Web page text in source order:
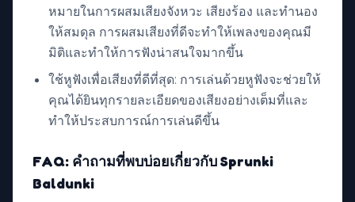
หมายในการผสมเสียงจังหวะ เสียงร้อง และทำนอง
ให้สมดุล การผสมเสียงที่ดีจะทำให้เพลงของคุณมี
มิติและทำให้การฟังน่าสนใจมากขึ้น
ใช้หูฟังเพื่อเสียงที่ดีที่สุด: การเล่นด้วยหูฟังจะช่วยให้
คุณได้ยินทุกรายละเอียดของเสียงอย่างเต็มที่และ
ทำให้ประสบการณ์การเล่นดีขึ้น
FAQ: คำถามที่พบบ่อยเกี่ยวกับ Sprunki
Baldunki